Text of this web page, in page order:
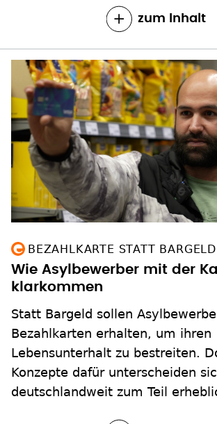
zum Inhalt
BEZAHLKARTE STATT BARGELD
Wie Asylbewerber mit der
klarkommen
Statt Bargeld sollen
Bezahlkarten erhalten, um ihren
Lebensunterhalt zu bestreiten.
Konzepte dafür unterscheiden
deutschlandweit zum Teil